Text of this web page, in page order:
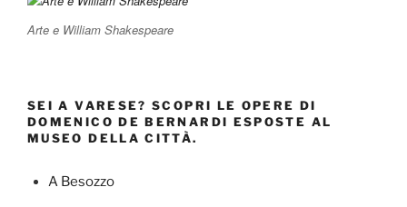
Arte e William Shakespeare
SEI A VARESE? SCOPRI LE OPERE DI
DOMENICO DE BERNARDI ESPOSTE AL
MUSEO DELLA CITTÀ.
A Besozzo